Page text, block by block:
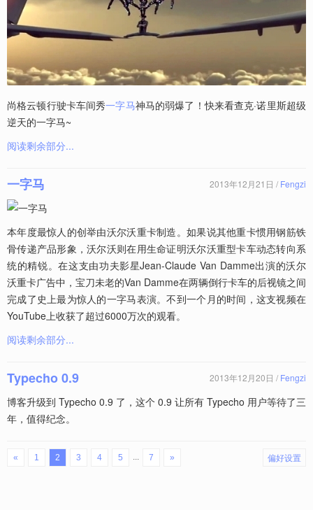
尚格云顿行驶卡车间秀一字马神马的弱爆了！快来看查克·诺里斯超级
逆天的一字马~
阅读剩余部分...
一字马 2013年12月21日 / Fengzi
本年度最惊人的创举由沃尔沃重卡制造。如果说其他重卡惯用钢筋铁
骨传递产品形象，沃尔沃则在用生命证明沃尔沃重型卡车动态转向系
统的精锐。在这支由功夫影星Jean-Claude Van Damme出演的沃尔
沃重卡广告中，宝刀未老的Van Damme在两辆倒行卡车的后视镜之间
完成了史上最为惊人的一字马表演。不到一个月的时间，这支视频在
YouTube上收获了超过6000万次的观看。
阅读剩余部分...
Typecho 0.9 2013年12月20日 / Fengzi
博客升级到 Typecho 0.9 了，这个 0.9 让所有 Typecho 用户等待了三
年，值得纪念。
« 1 2 3 4 5 7 » 偏好设置